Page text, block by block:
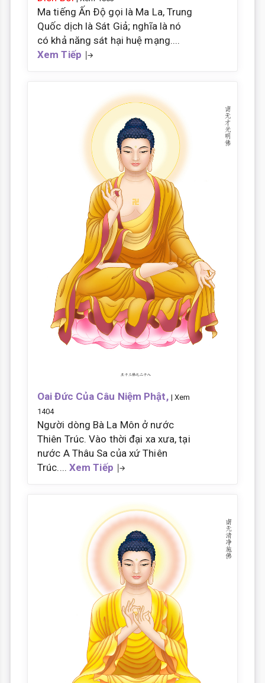
Ma tiếng Ấn Ðộ gọi là Ma La, Trung
Quốc dịch là Sát Giả; nghĩa là nó
có khả năng sát hại huệ mạng....
Xem Tiếp
Oai Đức Của Câu Niệm Phật, | Xem
1404
Người dòng Bà La Môn ở nước
Thiên Trúc. Vào thời đại xa xưa, tại
nước A Thâu Sa của xứ Thiên
Trúc.... Xem Tiếp